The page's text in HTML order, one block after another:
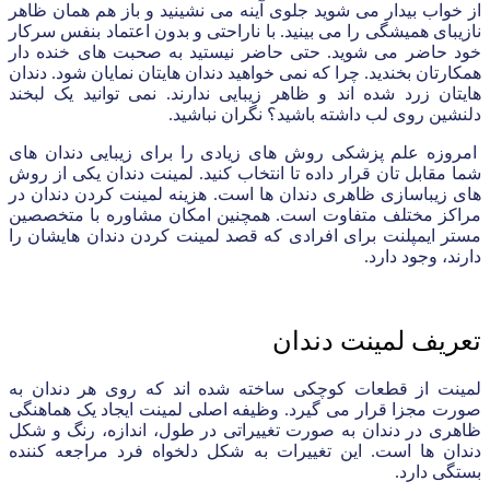
از خواب بیدار می شوید جلوی آینه می نشینید و باز هم همان ظاهر
نازیبای همیشگی را می بینید. با ناراحتی و بدون اعتماد بنفس سرکار
خود حاضر می شوید. حتی حاضر نیستید به صحبت های خنده دار
همکارتان بخندید. چرا که نمی خواهید دندان هایتان نمایان شود. دندان
هایتان زرد شده اند و ظاهر زیبایی ندارند. نمی توانید یک لبخند
دلنشین روی لب داشته باشید؟ نگران نباشید.
امروزه علم پزشکی روش های زیادی را برای زیبایی دندان های
شما مقابل تان قرار داده تا انتخاب کنید. لمینت دندان یکی از روش
های زیباسازی ظاهری دندان ها است. هزینه لمینت کردن دندان در
مراکز مختلف متفاوت است. همچنین امکان مشاوره با متخصصین
مستر ایمپلنت برای افرادی که قصد لمینت کردن دندان هایشان را
دارند، وجود دارد.
تعریف لمینت دندان
لمینت از قطعات کوچکی ساخته شده اند که روی هر دندان به
صورت مجزا قرار می گیرد. وظیفه اصلی لمینت ایجاد یک هماهنگی
ظاهری در دندان به صورت تغییراتی در طول، اندازه، رنگ و شکل
دندان ها است. این تغییرات به شکل دلخواه فرد مراجعه کننده
بستگی دارد.